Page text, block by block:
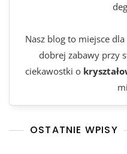
Nasz blog to miejsce dla
dobrej zabawy przy
ciekawostki o
OSTATNIE WPISY